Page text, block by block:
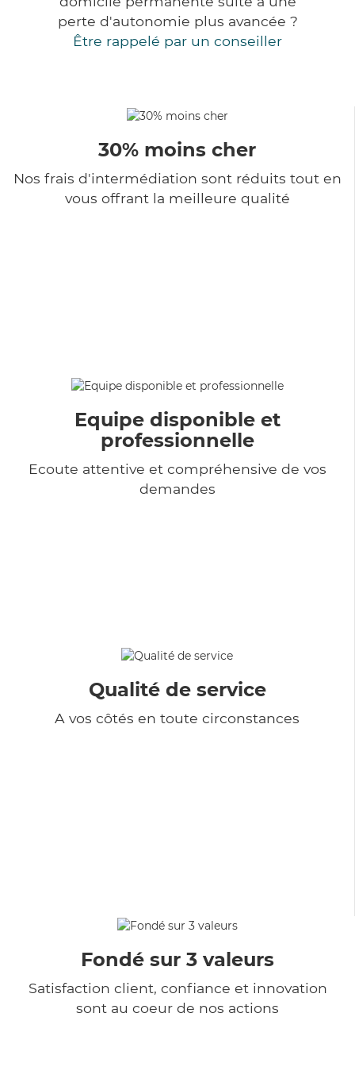
perte d'autonomie plus avancée ?
Être rappelé par un conseiller
30% moins cher
Nos frais d'intermédiation sont réduits tout en
vous offrant la meilleure qualité
Equipe disponible et
professionnelle
Ecoute attentive et compréhensive de vos
demandes
Qualité de service
A vos côtés en toute circonstances
Fondé sur 3 valeurs
Satisfaction client, confiance et innovation
sont au coeur de nos actions